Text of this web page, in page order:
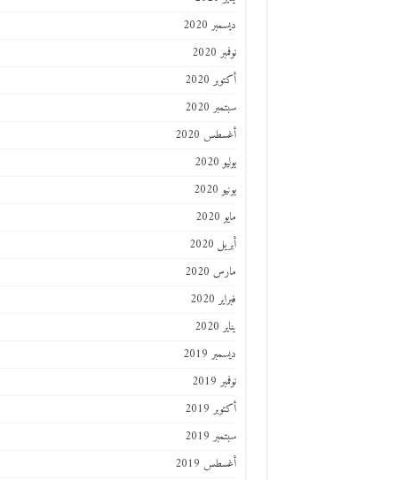
ديسمبر 2020
نوفمبر 2020
أكتوبر 2020
سبتمبر 2020
أغسطس 2020
يوليو 2020
يونيو 2020
مايو 2020
أبريل 2020
مارس 2020
فبراير 2020
يناير 2020
ديسمبر 2019
نوفمبر 2019
أكتوبر 2019
سبتمبر 2019
أغسطس 2019